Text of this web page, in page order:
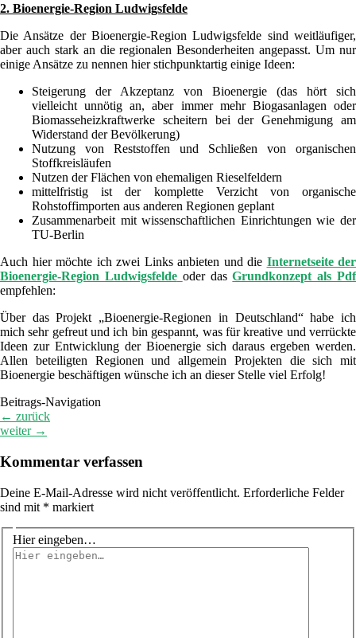
2. Bioenergie-Region Ludwigsfelde
Die Ansätze der Bioenergie-Region Ludwigsfelde sind weitläufiger,
aber auch stark an die regionalen Besonderheiten angepasst. Um nur
einige Ansätze zu nennen hier stichpunktartig einige Ideen:
Steigerung der Akzeptanz von Bioenergie (das hört sich
vielleicht unnötig an, aber immer mehr Biogasanlagen oder
Biomasseheizkraftwerke scheitern bei der Genehmigung am
Widerstand der Bevölkerung)
Nutzung von Reststoffen und Schließen von organischen
Stoffkreisläufen
Nutzen der Flächen von ehemaligen Rieselfeldern
mittelfristig ist der komplette Verzicht von organische
Rohstoffimporten aus anderen Regionen geplant
Zusammenarbeit mit wissenschaftlichen Einrichtungen wie der
TU-Berlin
Auch hier möchte ich zwei Links anbieten und die Internetseite der
Bioenergie-Region Ludwigsfelde oder dasGrundkonzept als Pdf
empfehlen:
Über das Projekt „Bioenergie-Regionen in Deutschland“ habe ich
mich sehr gefreut und ich bin gespannt, was für kreative und verrückte
Ideen zur Entwicklung der Bioenergie sich daraus ergeben werden.
Allen beteiligten Regionen und allgemein Projekten die sich mit
Bioenergie beschäftigen wünsche ich an dieser Stelle viel Erfolg!
Beitrags-Navigation
← zurück
weiter →
Kommentar verfassen
Deine E-Mail-Adresse wird nicht veröffentlicht. Erforderliche Felder
sind mit * markiert
Hier eingeben…